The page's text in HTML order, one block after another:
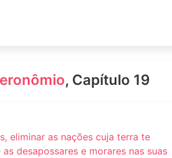
, Capítulo 19
eliminar as nações cuja terra te
desapossares e morares nas suas